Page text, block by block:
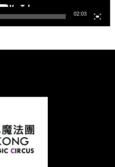
02:03